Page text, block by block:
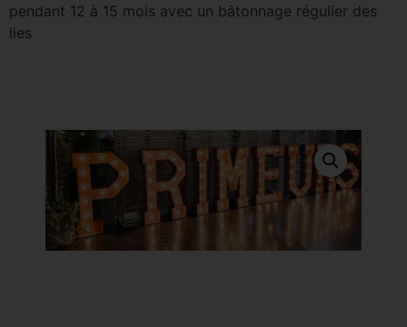
pendant 12 à 15 mois avec un bâtonnage régulier des
lies